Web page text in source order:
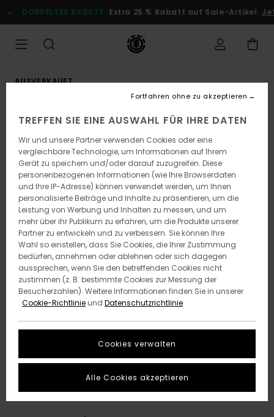
zur
Produktinformation
DOPPELTER RABATT Extra 25 % Rabatt auf Sale-Artikel
AUSVERKAUFT
TREFFEN SIE EINE AUSWAHL FÜR IHRE DATEN
Wir und unsere Partner verwenden Cookies oder eine
vergleichbare Technologie, um Informationen auf Ihrem
Gerät zu speichern und/oder darauf zuzugreifen. Diese
personenbezogenen Informationen (wie Ihre Browserdaten
und Ihre IP-Adresse) können verwendet werden, um Ihnen
personalisierte Beiträge und Inhalte zu präsentieren, um die
Leistung von Werbung und Inhalten zu messen, und um
mehr über ihr Publikum zu erfahren, um die Produkte unserer
Partner zu entwickeln und zu verbessern. Sie können Ihre
Wahl so einstellen, dass Sie Cookies, die Ihrer Zustimmung
bedürfen, annehmen oder ablehnen oder sich dagegen
aussprechen, wenn Sie den betreffenden Cookies nicht
zustimmen (z. B. bestimmte Cookies zur Messung der
Besucherzahlen). Weitere Informationen finden Sie in unserer
: Cookie-Richtlinieund Datenschutzrichtlinie
Cookies verwalten
Fortfahren ohne zu akzeptieren
Alle Cookies akzeptieren